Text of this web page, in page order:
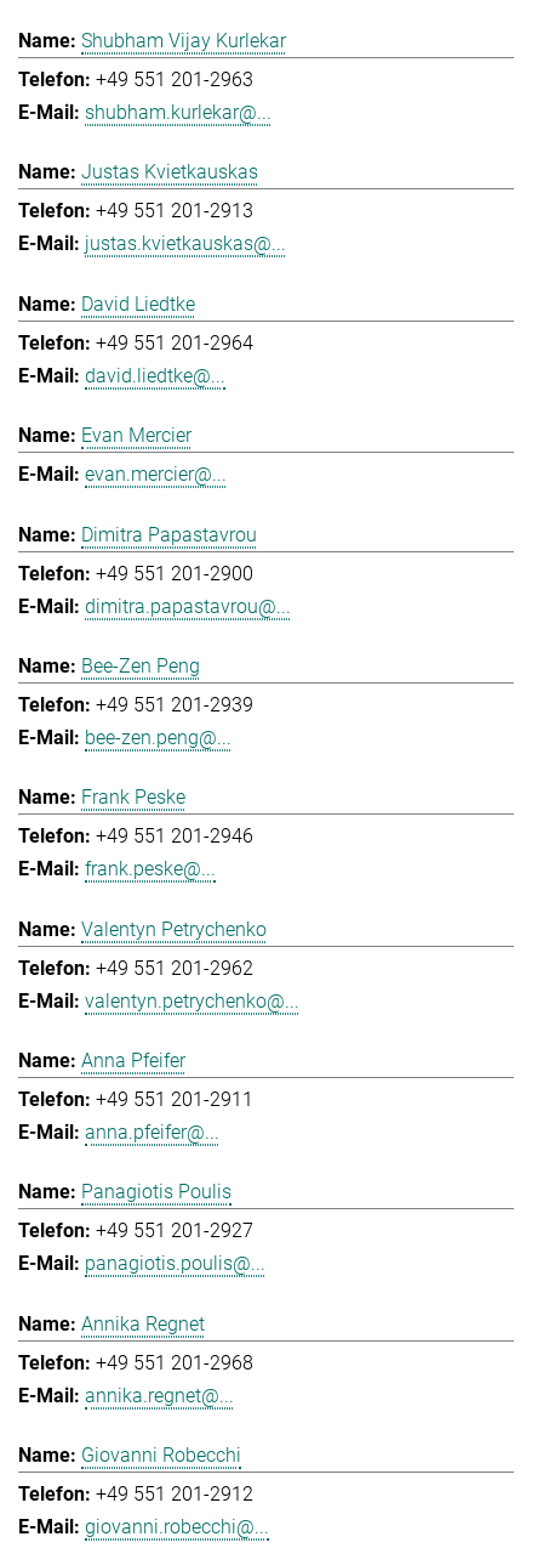
Shubham Vijay Kurlekar
+49 551 201-2963
shubham.kurlekar@...
Justas Kvietkauskas
+49 551 201-2913
justas.kvietkauskas@...
David Liedtke
+49 551 201-2964
david.liedtke@...
Evan Mercier
evan.mercier@...
Dimitra Papastavrou
+49 551 201-2900
dimitra.papastavrou@...
Bee-Zen Peng
+49 551 201-2939
bee-zen.peng@...
Frank Peske
+49 551 201-2946
frank.peske@...
Valentyn Petrychenko
+49 551 201-2962
valentyn.petrychenko@...
Anna Pfeifer
+49 551 201-2911
anna.pfeifer@...
Panagiotis Poulis
+49 551 201-2927
panagiotis.poulis@...
Annika Regnet
+49 551 201-2968
annika.regnet@...
Giovanni Robecchi
+49 551 201-2912
giovanni.robecchi@...